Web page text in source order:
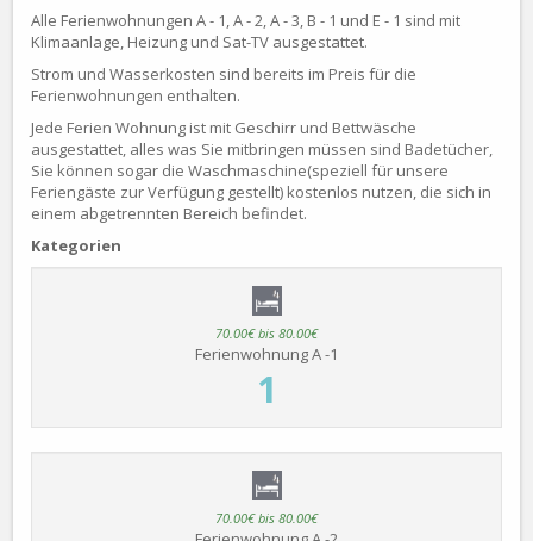
Alle Ferienwohnungen A - 1, A - 2, A - 3, B - 1 und E - 1 sind mit
Klimaanlage, Heizung und Sat-TV ausgestattet.
Strom und Wasserkosten sind bereits im Preis für die
Ferienwohnungen enthalten.
Jede Ferien Wohnung ist mit Geschirr und Bettwäsche
ausgestattet, alles was Sie mitbringen müssen sind Badetücher,
Sie können sogar die Waschmaschine(speziell für unsere
Feriengäste zur Verfügung gestellt) kostenlos nutzen, die sich in
einem abgetrennten Bereich befindet.
Kategorien
70.00€ bis 80.00€
Ferienwohnung A -1
1
70.00€ bis 80.00€